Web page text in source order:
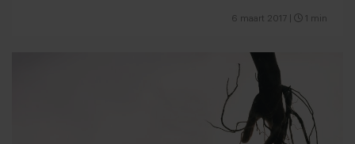
6 maart 2017 1 min